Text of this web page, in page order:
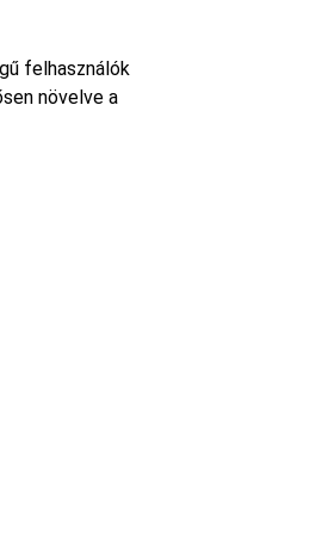
felhasználók
növelve a